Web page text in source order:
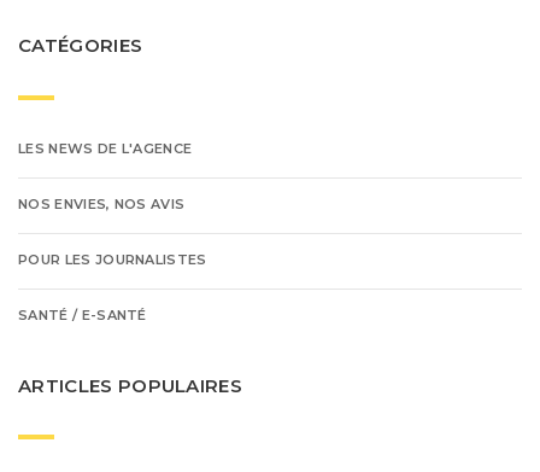
CATÉGORIES
LES NEWS DE L'AGENCE
NOS ENVIES, NOS AVIS
POUR LES JOURNALISTES
SANTÉ / E-SANTÉ
ARTICLES POPULAIRES